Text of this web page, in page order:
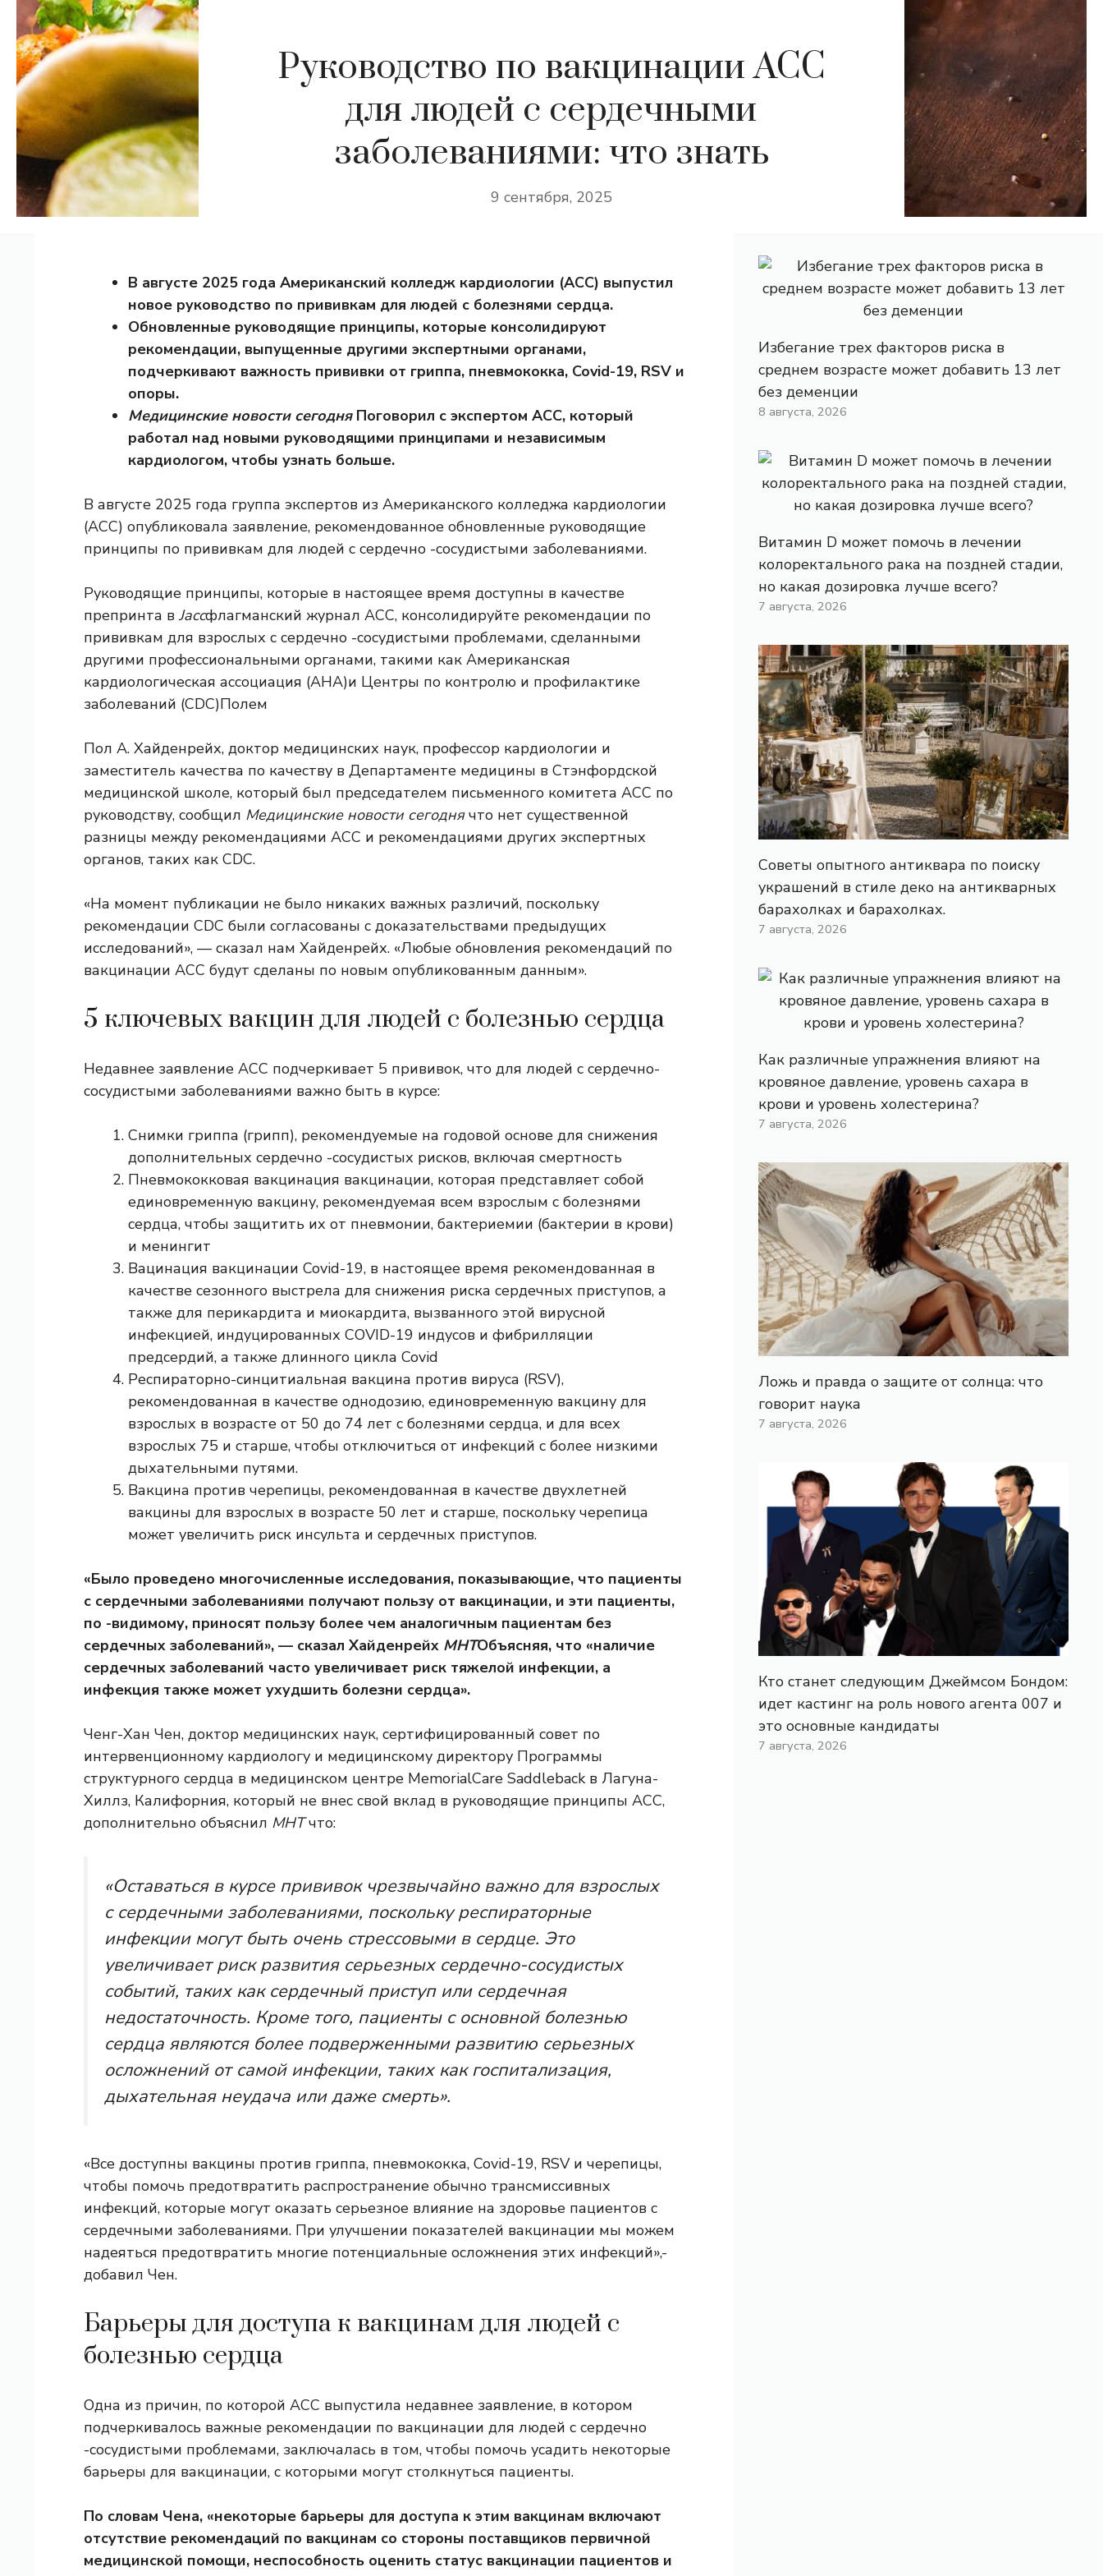
Руководство по вакцинации ACC
для людей с сердечными
заболеваниями: что знать
9 сентября, 2025
В августе 2025 года Американский колледж кардиологии (ACC) выпустил
новое руководство по прививкам для людей с болезнями сердца.
Обновленные руководящие принципы, которые консолидируют
рекомендации, выпущенные другими экспертными органами,
подчеркивают важность прививки от гриппа, пневмококка, Covid-19, RSV и
опоры.
Медицинские новости сегодняПоговорил с экспертом ACC, который
работал над новыми руководящими принципами и независимым
кардиологом, чтобы узнать больше.
В августе 2025 года группа экспертов из Американского колледжа кардиологии
(ACC) опубликовала заявление, рекомендованное обновленные руководящие
принципы по прививкам для людей с сердечно -сосудистыми заболеваниями.
Руководящие принципы, которые в настоящее время доступны в качестве
препринта в Jaccфлагманский журнал ACC, консолидируйте рекомендации по
прививкам для взрослых с сердечно -сосудистыми проблемами, сделанными
другими профессиональными органами, такими как Американская
кардиологическая ассоциация (AHA)и Центры по контролю и профилактике
заболеваний (CDC)Полем
Пол А. Хайденрейх, доктор медицинских наук, профессор кардиологии и
заместитель качества по качеству в Департаменте медицины в Стэнфордской
медицинской школе, который был председателем письменного комитета ACC по
руководству, сообщил Медицинские новости сегоднячто нет существенной
разницы между рекомендациями ACC и рекомендациями других экспертных
органов, таких как CDC.
«На момент публикации не было никаких важных различий, поскольку
рекомендации CDC были согласованы с доказательствами предыдущих
исследований», — сказал нам Хайденрейх. «Любые обновления рекомендаций по
вакцинации ACC будут сделаны по новым опубликованным данным».
5 ключевых вакцин для людей с болезнью сердца
Недавнее заявление ACC подчеркивает 5 прививок, что для людей с сердечно-
сосудистыми заболеваниями важно быть в курсе:
Снимки гриппа (грипп), рекомендуемые на годовой основе для снижения
дополнительных сердечно -сосудистых рисков, включая смертность
Пневмококковая вакцинация вакцинации, которая представляет собой
единовременную вакцину, рекомендуемая всем взрослым с болезнями
сердца, чтобы защитить их от пневмонии, бактериемии (бактерии в крови)
и менингит
Вацинация вакцинации Covid-19, в настоящее время рекомендованная в
качестве сезонного выстрела для снижения риска сердечных приступов, а
также для перикардита и миокардита, вызванного этой вирусной
инфекцией, индуцированных COVID-19 индусов и фибрилляции
предсердий, а также длинного цикла Covid
Респираторно-синцитиальная вакцина против вируса (RSV),
рекомендованная в качестве однодозию, единовременную вакцину для
взрослых в возрасте от 50 до 74 лет с болезнями сердца, и для всех
взрослых 75 и старше, чтобы отключиться от инфекций с более низкими
дыхательными путями.
Вакцина против черепицы, рекомендованная в качестве двухлетней
вакцины для взрослых в возрасте 50 лет и старше, поскольку черепица
может увеличить риск инсульта и сердечных приступов.
«Было проведено многочисленные исследования, показывающие, что пациенты
с сердечными заболеваниями получают пользу от вакцинации, и эти пациенты,
по -видимому, приносят пользу более чем аналогичным пациентам без
сердечных заболеваний», — сказал Хайденрейх МНТОбъясняя, что «наличие
сердечных заболеваний часто увеличивает риск тяжелой инфекции, а
инфекция также может ухудшить болезни сердца».
Ченг-Хан Чен, доктор медицинских наук, сертифицированный совет по
интервенционному кардиологу и медицинскому директору Программы
структурного сердца в медицинском центре MemorialCare Saddleback в Лагуна-
Хиллз, Калифорния, который не внес свой вклад в руководящие принципы ACC,
дополнительно объяснил МНТчто:
«Оставаться в курсе прививок чрезвычайно важно для взрослых
с сердечными заболеваниями, поскольку респираторные
инфекции могут быть очень стрессовыми в сердце. Это
увеличивает риск развития серьезных сердечно-сосудистых
событий, таких как сердечный приступ или сердечная
недостаточность. Кроме того, пациенты с основной болезнью
сердца являются более подверженными развитию серьезных
осложнений от самой инфекции, таких как госпитализация,
дыхательная неудача или даже смерть».
«Все доступны вакцины против гриппа, пневмококка, Covid-19, RSV и черепицы,
чтобы помочь предотвратить распространение обычно трансмиссивных
инфекций, которые могут оказать серьезное влияние на здоровье пациентов с
сердечными заболеваниями. При улучшении показателей вакцинации мы можем
надеяться предотвратить многие потенциальные осложнения этих инфекций»,-
добавил Чен.
Барьеры для доступа к вакцинам для людей с
болезнью сердца
Одна из причин, по которой ACC выпустила недавнее заявление, в котором
подчеркивалось важные рекомендации по вакцинации для людей с сердечно
-сосудистыми проблемами, заключалась в том, чтобы помочь усадить некоторые
барьеры для вакцинации, с которыми могут столкнуться пациенты.
По словам Чена, «некоторые барьеры для доступа к этим вакцинам включают
отсутствие рекомендаций по вакцинам со стороны поставщиков первичной
медицинской помощи, неспособность оценить статус вакцинации пациентов и
Избегание трех факторов риска в
среднем возрасте может добавить 13 лет
без деменции
8 августа, 2026
Витамин D может помочь в лечении
колоректального рака на поздней стадии,
но какая дозировка лучше всего?
7 августа, 2026
Советы опытного антиквара по поиску
украшений в стиле деко на антикварных
барахолках и барахолках.
7 августа, 2026
Как различные упражнения влияют на
кровяное давление, уровень сахара в
крови и уровень холестерина?
7 августа, 2026
Ложь и правда о защите от солнца: что
говорит наука
7 августа, 2026
Кто станет следующим Джеймсом Бондом:
идет кастинг на роль нового агента 007 и
это основные кандидаты
7 августа, 2026